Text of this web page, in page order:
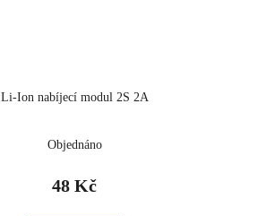
Li-Ion nabíjecí modul 2S 2A
Objednáno
48 Kč